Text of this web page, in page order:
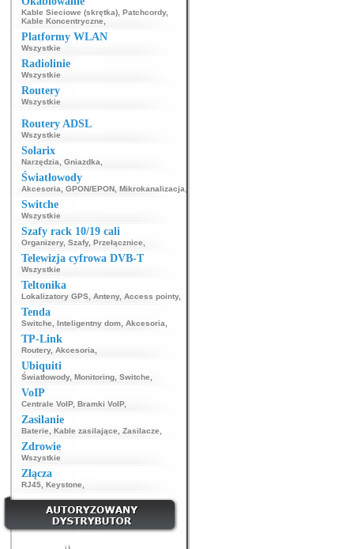
Kable Sieciowe (skrętka) Patchcordy,
Kable Koncentryczne
Platformy WLAN
Wszystkie
Radiolinie
Wszystkie
Routery
Wszystkie
Routery ADSL
Wszystkie
Solarix
Narzędzia Gniazdka
Światłowody
Akcesoria GPON/EPON Mikrokanalizacja
Switche
Wszystkie
Szafy rack 10/19 cali
Organizery, Szafy, Przełącznice
Telewizja cyfrowa DVB-T
Wszystkie
Teltonika
Lokalizatory GPS Anteny, Access pointy,
Tenda
Switche Inteligentny dom Akcesoria
TP-Link
Routery, Akcesoria
Ubiquiti
Światłowody, Monitoring Switche
VoIP
Centrale VoIP, Bramki VoIP,
Zasilanie
Baterie Kable zasilające Zasilacze
Zdrowie
Wszystkie
Złącza
RJ45 Keystone